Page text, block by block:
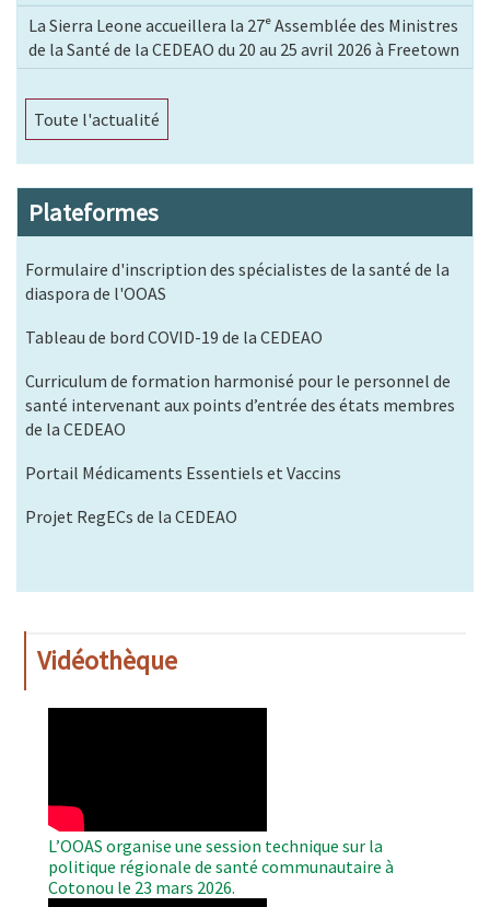
La Sierra Leone accueillera la 27ᵉ Assemblée des Ministres
de la Santé de la CEDEAO du 20 au 25 avril 2026 à Freetown
Toute l'actualité
Plateformes
Formulaire d'inscription des spécialistes de la santé de la
diaspora de l'OOAS
Tableau de bord COVID-19 de la CEDEAO
Curriculum de formation harmonisé pour le personnel de
santé intervenant aux points d’entrée des états membres
de la CEDEAO
Portail Médicaments Essentiels et Vaccins
Projet RegECs de la CEDEAO
Vidéothèque
L’OOAS organise une session technique sur la
politique régionale de santé communautaire à
Cotonou le 23 mars 2026.